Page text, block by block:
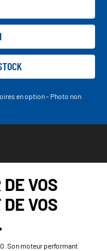
en option - Photo non
VOS
VOS
Son moteur performant